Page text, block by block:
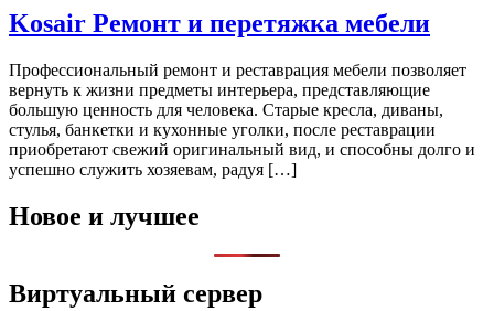
Kosair Ремонт и перетяжка мебели
Профессиональный ремонт и реставрация мебели позволяет
вернуть к жизни предметы интерьера, представляющие
большую ценность для человека. Старые кресла, диваны,
стулья, банкетки и кухонные уголки, после реставрации
приобретают свежий оригинальный вид, и способны долго и
успешно служить хозяевам, радуя […]
Новое и лучшее
Виртуальный сервер